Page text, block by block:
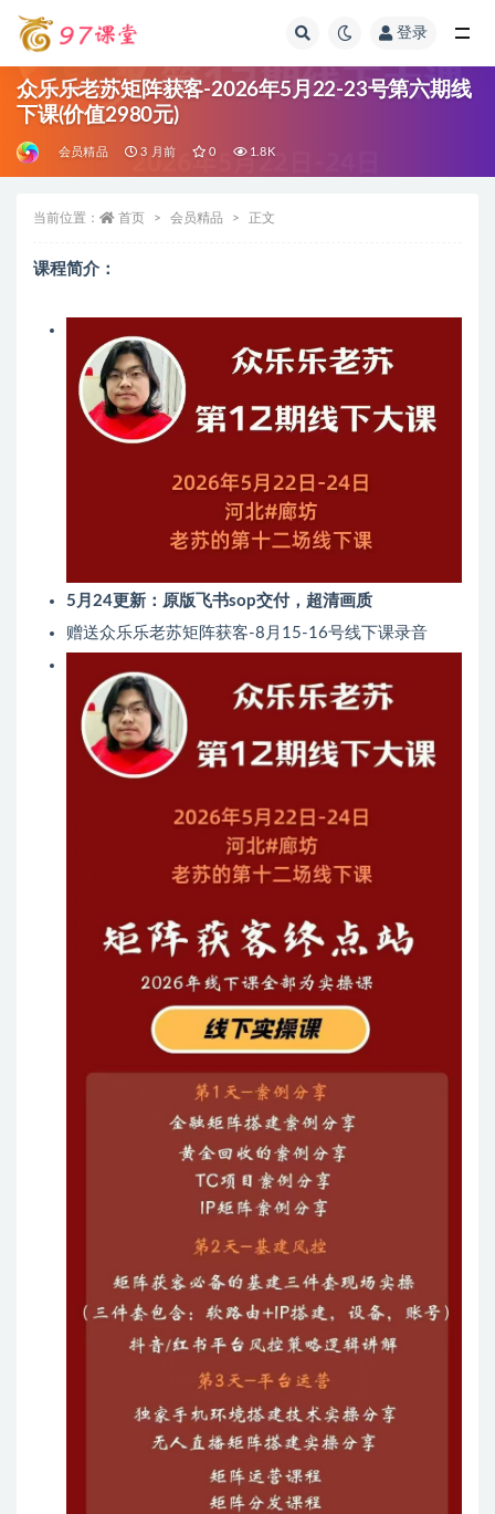
登录
众乐乐老苏矩阵获客-2026年5月22-23号第六期线
下课(价值2980元)
会员精品 3 月前 0 1.8K
当前位置： 首页 会员精品 正文
课程简介：
5月24更新：原版飞书sop交付，超清画质
赠送众乐乐老苏矩阵获客-8月15-16号线下课录音